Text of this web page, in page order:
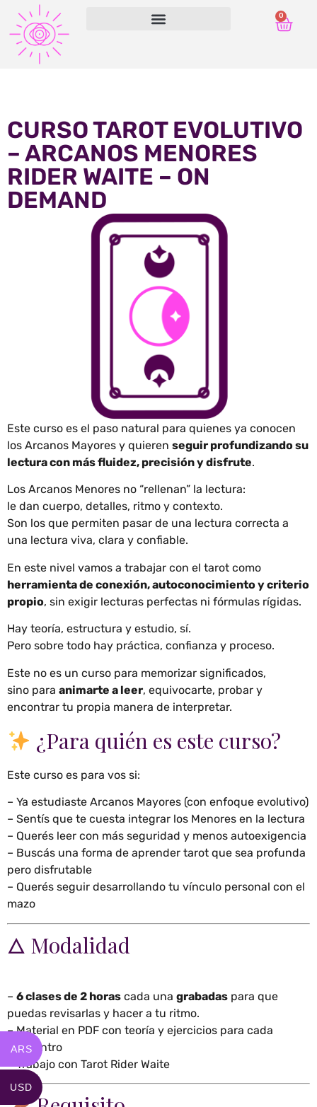
0
CURSO TAROT EVOLUTIVO
– ARCANOS MENORES
RIDER WAITE – ON
DEMAND
Este curso es el paso natural para quienes ya conocen
los Arcanos Mayores y quieren seguir profundizando su
lectura con más fluidez, precisión y disfrute.
Los Arcanos Menores no “rellenan” la lectura:
le dan cuerpo, detalles, ritmo y contexto.
Son los que permiten pasar de una lectura correcta a
una lectura viva, clara y confiable.
En este nivel vamos a trabajar con el tarot como
herramienta de conexión, autoconocimiento y criterio
propio, sin exigir lecturas perfectas ni fórmulas rígidas.
Hay teoría, estructura y estudio, sí.
Pero sobre todo hay práctica, confianza y proceso.
Este no es un curso para memorizar significados,
sino para animarte a leer, equivocarte, probar y
encontrar tu propia manera de interpretar.
¿Para quién es este curso?
Este curso es para vos si:
– Ya estudiaste Arcanos Mayores (con enfoque evolutivo)
– Sentís que te cuesta integrar los Menores en la lectura
– Querés leer con más seguridad y menos autoexigencia
– Buscás una forma de aprender tarot que sea profunda
pero disfrutable
– Querés seguir desarrollando tu vínculo personal con el
mazo
🜂 Modalidad
– 6 clases de 2 horas cada una grabadas para que
puedas revisarlas y hacer a tu ritmo.
– Material en PDF con teoría y ejercicios para cada
encuentro
– Trabajo con Tarot Rider Waite
ARS
USD